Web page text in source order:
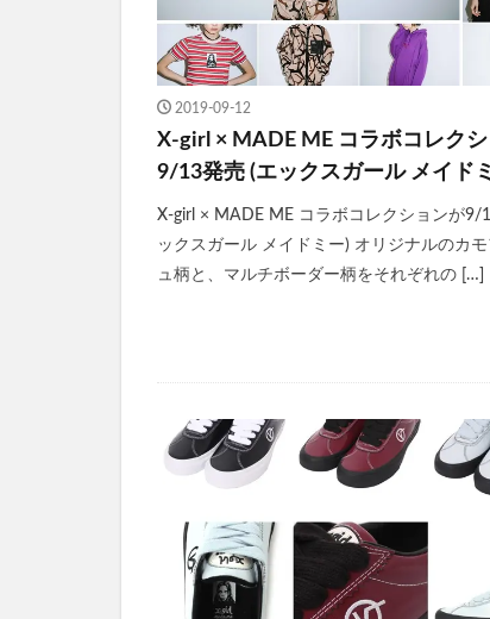
2019-09-12
X-girl × MADE ME コラボコレク
9/13発売 (エックスガール メイド
X-girl × MADE ME コラボコレクションが9/
ックスガール メイドミー) オリジナルのカ
ュ柄と、マルチボーダー柄をそれぞれの […]